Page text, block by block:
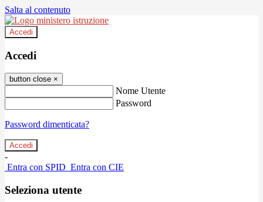
Salta al contenuto
Accedi
Accedi
button close ×
Nome Utente
Password
Password dimenticata?
-
Entra con SPID Entra con CIE
Seleziona utente